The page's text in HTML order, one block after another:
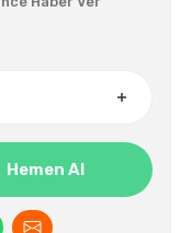
Hemen Al